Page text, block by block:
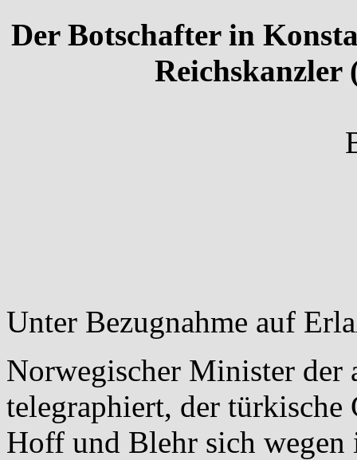
Der Botschafter in
Reichskanzler
Unter Bezugnahme auf
Norwegischer Minister der
telegraphiert, der türkische
Hoff und Blehr sich wegen